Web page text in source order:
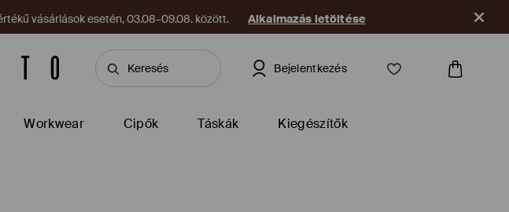
vásárlások esetén, 03.08–09.08. között. Alkalmazás letöltése
Bejelentkezés
Workwear Cipők Táskák Kiegészítők